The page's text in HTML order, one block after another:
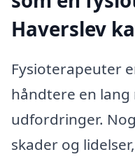
Haverslev
Fysioterapeuter
håndtere en
udfordringer.
skader og